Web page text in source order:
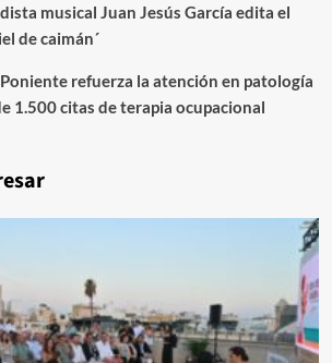
musical Juan Jesús García edita el
de caimán´
refuerza la atención en patología
1.500 citas de terapia ocupacional